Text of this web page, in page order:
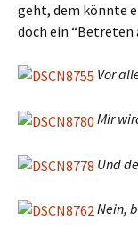
geht, dem könnte
doch ein “Betreten
Vor
Mir
Und
Nein,